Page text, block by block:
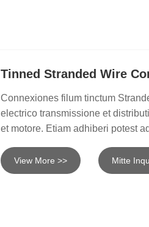
Tinned Stranded Wire
Connexiones filum tinctum
electrico transmissione et
et motore. Etiam adhiberi potest
View More >> Mitte